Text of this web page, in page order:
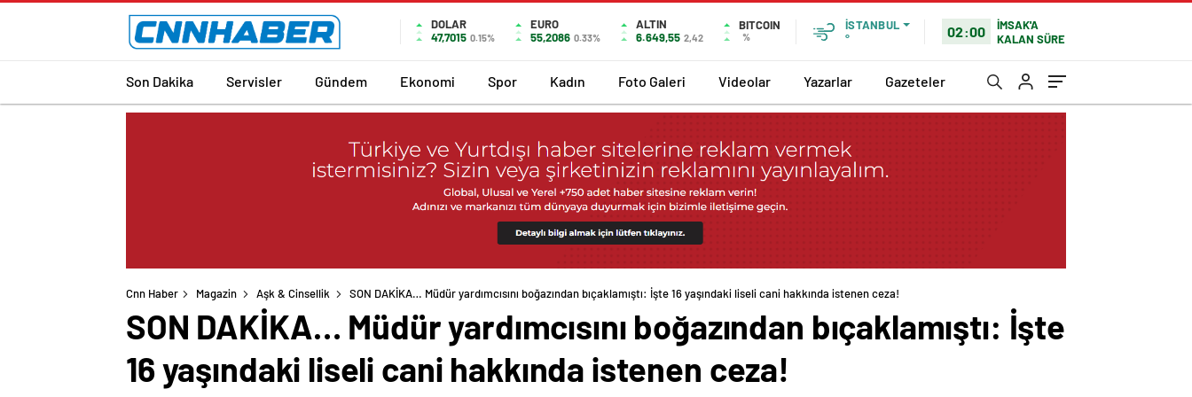
DOLAR
47,7015 0.15%
EURO
55,2086 0.33%
ALTIN
6.649,55 2,42
BITCOIN
%
İSTANBUL
°
02:00
İMSAK'A
KALAN SÜRE
Son Dakika Servisler Gündem Ekonomi Spor Kadın Foto Galeri Videolar Yazarlar Gazeteler
Cnn Haber Magazin Aşk & Cinsellik SON DAKİKA… Müdür yardımcısını boğazından bıçaklamıştı: İşte 16 yaşındaki liseli cani hakkında istenen ceza!
SON DAKİKA… Müdür yardımcısını boğazından bıçaklamıştı: İşte
16 yaşındaki liseli cani hakkında istenen ceza!